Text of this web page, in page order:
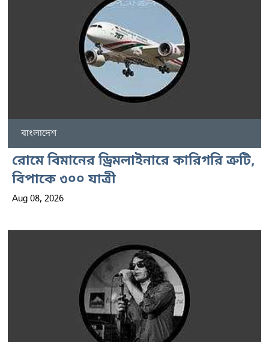
বাংলাদেশ
রোমে বিমানের ড্রিমলাইনারে কারিগরি ত্রুটি,
বিপাকে ৩০০ যাত্রী
Aug 08, 2026